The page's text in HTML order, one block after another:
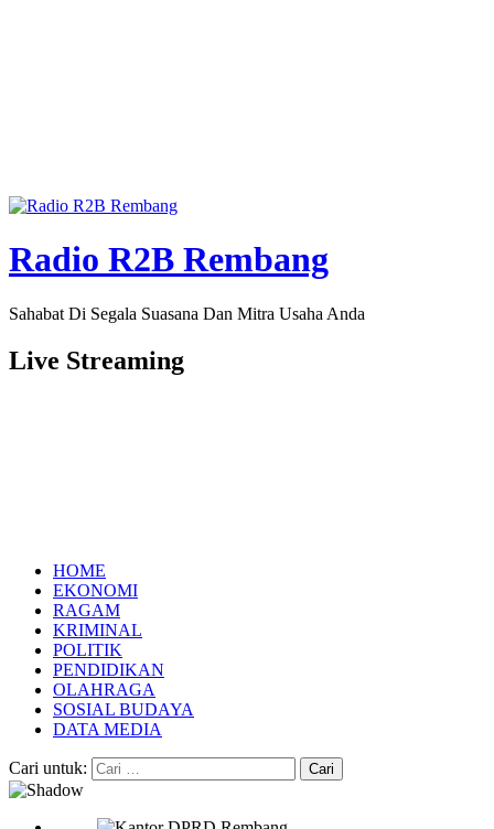
Radio R2B Rembang
Sahabat Di Segala Suasana Dan Mitra Usaha Anda
Live Streaming
HOME
EKONOMI
RAGAM
KRIMINAL
POLITIK
PENDIDIKAN
OLAHRAGA
SOSIAL BUDAYA
DATA MEDIA
Cari untuk: